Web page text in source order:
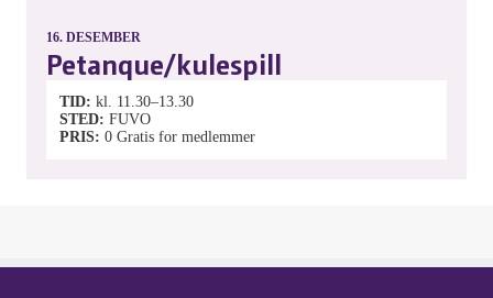
16. DESEMBER
Petanque/kulespill
TID kl. 11.30–13.30
STED FUVO
PRIS 0 Gratis for medlemmer